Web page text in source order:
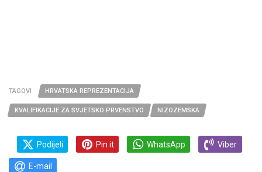
TAGOVI HRVATSKA REPREZENTACIJA
KVALIFIKACIJE ZA SVJETSKO PRVENSTVO NIZOZEMSKA
Podijeli Pin it WhatsApp Viber
E-mail